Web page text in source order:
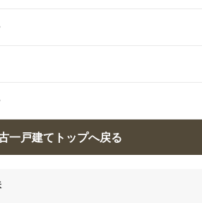
一戸建てトップへ戻る